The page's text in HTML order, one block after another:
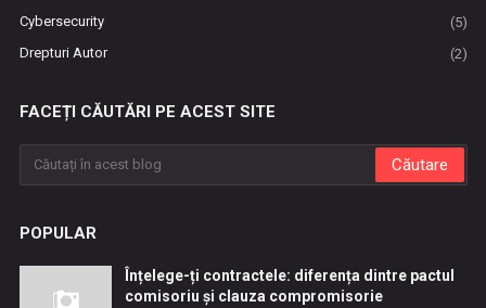
Cybersecurity
(5)
Drepturi Autor
(2)
FACEȚI CĂUTĂRI PE ACEST SITE
POPULAR
Înțelege-ți contractele: diferența dintre pactul
comisoriu și clauza compromisorie